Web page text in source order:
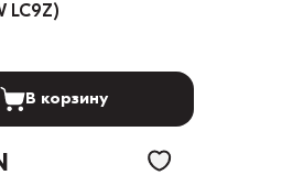
LC9Z)
В корзину